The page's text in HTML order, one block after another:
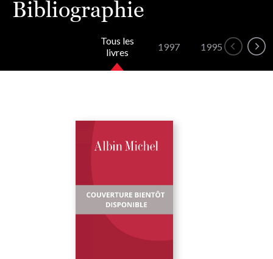
Bibliographie
Tous les
livres
1997 1995